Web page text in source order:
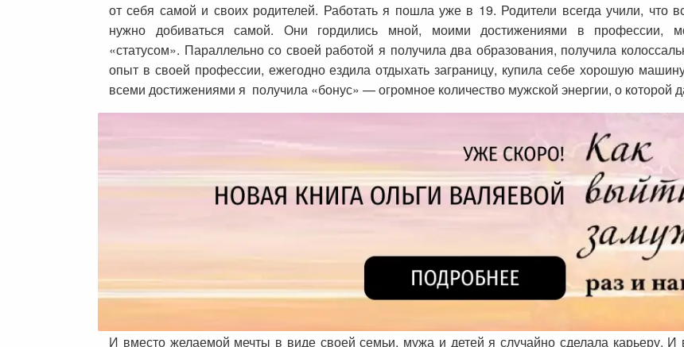
от себя самой и своих родителей. Работать я пошла уже в 19. Родители всегда учили, что
нужно добиваться самой. Они гордились мной, моими достижениями в профессии,
«статусом». Параллельно со своей работой я получила два образования, получила
опыт в своей профессии, ежегодно ездила отдыхать заграницу, купила себе хорошую
всеми достижениями я получила «бонус» — огромное количество мужской энергии, о которой
И вместо желаемой мечты в виде своей семьи, мужа и детей я случайно сделала карьеру.